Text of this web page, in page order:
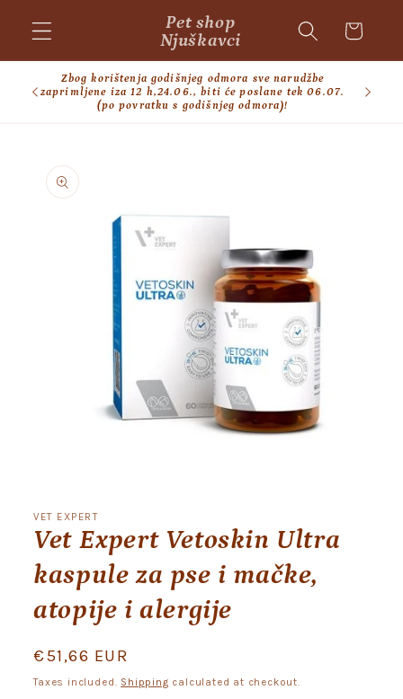
content
Pet shop
Njuškavci
Cart
Zbog korištenja godišnjeg odmora sve narudžbe
zaprimljene iza 12 h,24.06., biti će poslane tek 06.07.
(po povratku s godišnjeg odmora)!
product
information
1
in
modal
VET EXPERT
Vet Expert Vetoskin Ultra
kaspule za pse i mačke,
atopije i alergije
Regular
price
€51,66 EUR
Taxes included. Shipping calculated at checkout.